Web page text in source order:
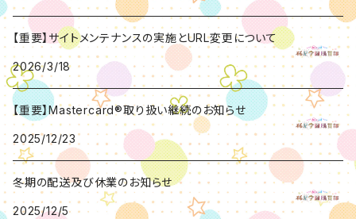
【重要】サイトメンテナンスの実施とURL変更について
2026/3/18
【重要】Mastercard®取り扱い継続のお知らせ
2025/12/23
冬期の配送及び休業のお知らせ
2025/12/5